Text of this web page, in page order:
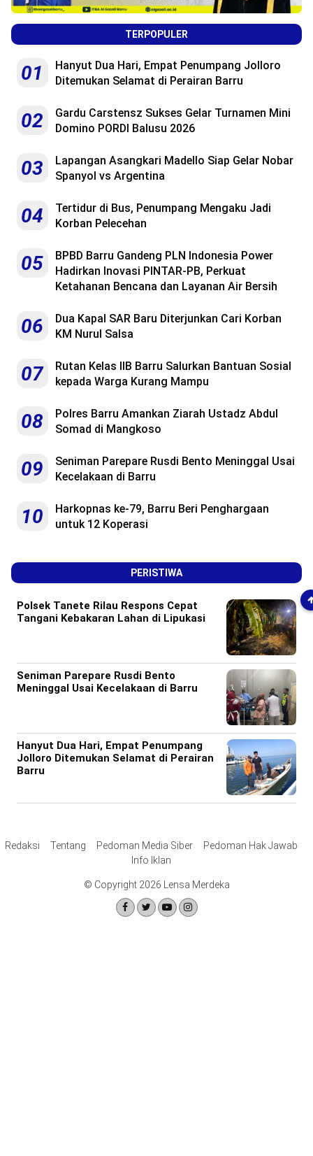
TERPOPULER
01
Hanyut Dua Hari, Empat Penumpang Jolloro
Ditemukan Selamat di Perairan Barru
02
Gardu Carstensz Sukses Gelar Turnamen Mini
Domino PORDI Balusu 2026
03
Lapangan Asangkari Madello Siap Gelar Nobar
Spanyol vs Argentina
04
Tertidur di Bus, Penumpang Mengaku Jadi
Korban Pelecehan
05
BPBD Barru Gandeng PLN Indonesia Power
Hadirkan Inovasi PINTAR-PB, Perkuat
Ketahanan Bencana dan Layanan Air Bersih
06
Dua Kapal SAR Baru Diterjunkan Cari Korban
KM Nurul Salsa
07
Rutan Kelas IIB Barru Salurkan Bantuan Sosial
kepada Warga Kurang Mampu
08
Polres Barru Amankan Ziarah Ustadz Abdul
Somad di Mangkoso
09
Seniman Parepare Rusdi Bento Meninggal Usai
Kecelakaan di Barru
10
Harkopnas ke-79, Barru Beri Penghargaan
untuk 12 Koperasi
PERISTIWA
Polsek Tanete Rilau Respons Cepat
Tangani Kebakaran Lahan di Lipukasi
Seniman Parepare Rusdi Bento
Meninggal Usai Kecelakaan di Barru
Hanyut Dua Hari, Empat Penumpang
Jolloro Ditemukan Selamat di Perairan
Barru
Redaksi Tentang Pedoman Media Siber
Pedoman Hak Jawab
Info Iklan
© Copyright 2026 Lensa Merdeka